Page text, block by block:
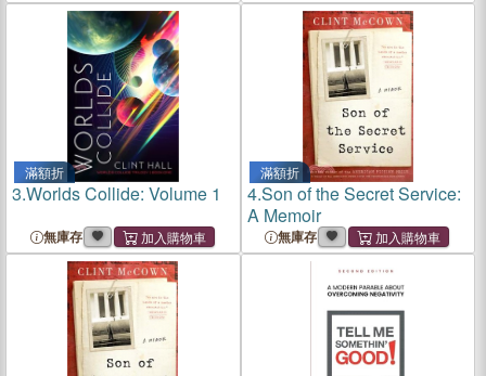
滿額折
3.Worlds Collide: Volume 1
無庫存
滿額折
4.Son of the Secret Service:
A Memoir
無庫存